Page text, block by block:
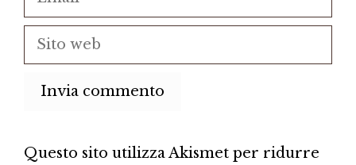
Sito
web
Questo sito utilizza Akismet per ridurre